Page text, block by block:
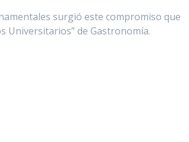
surgió este compromiso que
Universitarios” de Gastronomía.